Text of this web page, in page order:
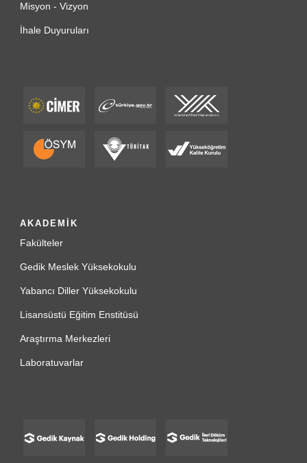
Misyon - Vizyon
İhale Duyuruları
AKADEMİK
Fakülteler
Gedik Meslek Yüksekokulu
Yabancı Diller Yüksekokulu
Lisansüstü Eğitim Enstitüsü
Araştırma Merkezleri
Laboratuvarlar